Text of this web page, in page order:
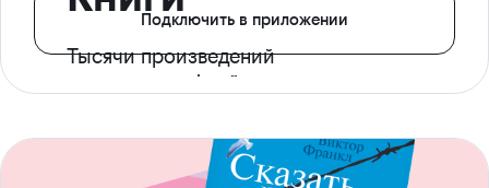
Тысячи произведений
с доступом офлайн
Подключить в приложении